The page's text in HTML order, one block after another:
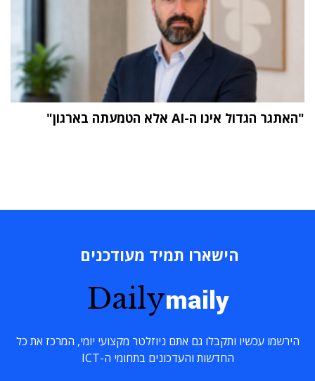
"האתגר הגדול אינו ה-AI אלא הטמעתה בארגון"
הישארו תמיד מעודכנים
Dailymaily
הירשמו עכשיו ותקבלו גם אתם ניוזלטר מקצועי יומי, המרכז את כל
החדשות והעדכונים בתחומי ה-ICT